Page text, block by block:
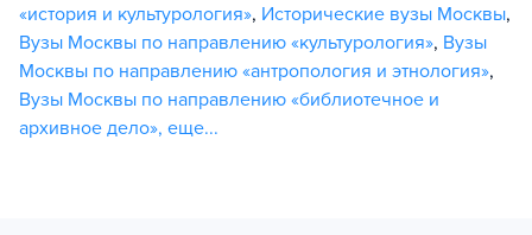
«история и культурология», Исторические вузы Москвы,
Вузы Москвы по направлению «культурология», Вузы
Москвы по направлению «антропология и этнология»,
Вузы Москвы по направлению «библиотечное и
архивное дело», еще...